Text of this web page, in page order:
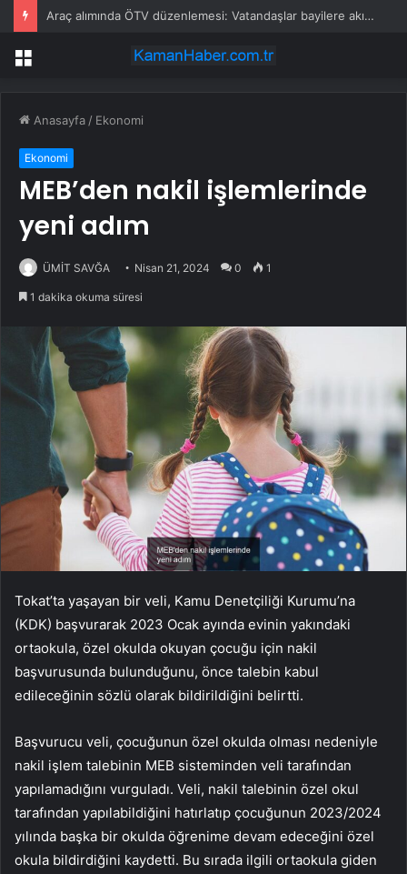
Araç alımında ÖTV düzenlemesi: Vatandaşlar bayilere akın etti
Menü
Anasayfa / Ekonomi
Ekonomi
MEB’den nakil işlemlerinde
yeni adım
ÜMİT SAVĞA Nisan 21, 2024 0 1
1 dakika okuma süresi
Tokat’ta yaşayan bir veli, Kamu Denetçiliği Kurumu’na
(KDK) başvurarak 2023 Ocak ayında evinin yakındaki
ortaokula, özel okulda okuyan çocuğu için nakil
başvurusunda bulunduğunu, önce talebin kabul
edileceğinin sözlü olarak bildirildiğini belirtti.
Başvurucu veli, çocuğunun özel okulda olması nedeniyle
nakil işlem talebinin MEB sisteminden veli tarafından
yapılamadığını vurguladı. Veli, nakil talebinin özel okul
tarafından yapılabildiğini hatırlatıp çocuğunun 2023/2024
yılında başka bir okulda öğrenime devam edeceğini özel
okula bildirdiğini kaydetti. Bu sırada ilgili ortaokula giden